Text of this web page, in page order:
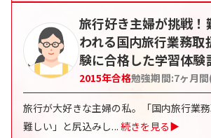
旅行好き主婦が挑戦！
われる国内旅行業務取
験に合格した学習体験
2015年合格勉強期間:7ヶ月
旅行が大好きな主婦の私。「国内旅行業
難しい」と尻込みし... 続きを見る▶